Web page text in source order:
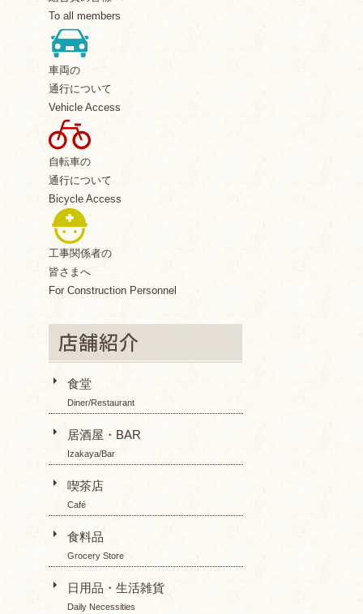
To all members
車両の
通行について
Vehicle Access
自転車の
通行について
Bicycle Access
工事関係者の
皆さまへ
For Construction Personnel
食堂
Diner/Restaurant
居酒屋・BAR
Izakaya/Bar
喫茶店
Café
食料品
Grocery Store
日用品・生活雑貨
Daily Necessities